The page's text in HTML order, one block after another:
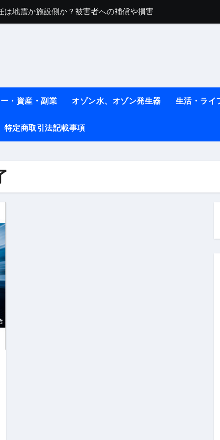
地震か施設側か？被害者への補償や損害賠償をわかりやす
コレ！ #医療ダイエット
#shots
本当に効果ある？ #エクササイズ
考え方と実践方法を解説します【健康】
なしで2ヶ月で10kg減量した、私の痩せる9つの習慣 | レシ
・記憶・名言・人生哲学から読み解く生き方
定は危険？情報収集との関係と見分け方を解説
｜最新観測データと前兆現象を徹底解説【2026】
の関連性は？
」取り扱い開始＆リリース記念キャンペーン【ムームードメ
ン」がもらえる超お得アプリ
るのか？勘定科目・仕訳・申告書記載方法
これが日本が残念な国になった理由です。国民は●●をしな
を妄想シナリオ検証してみた！ズボラ株投資
】一覧※YouTubeブログSNS共通
実に取り組むべき！ #shorts
っかからないための方法 #投資詐欺 #詐欺 #弁護士 #法律
・資産・副業 オゾン水、オゾン発生器 生活・ライ
特定商取引法記載事項